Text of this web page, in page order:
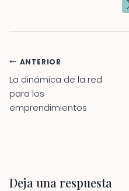
Navegación
de
entradas
ANTERIOR
La dinámica de la red
para los
emprendimientos
Deja una respuesta